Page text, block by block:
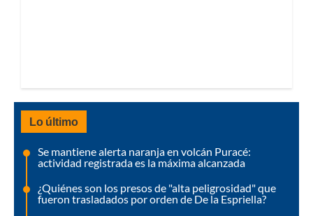
Lo último
Se mantiene alerta naranja en volcán Puracé:
actividad registrada es la máxima alcanzada
¿Quiénes son los presos de "alta peligrosidad" que
fueron trasladados por orden de De la Espriella?